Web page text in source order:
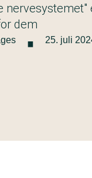
dem
· 25. juli